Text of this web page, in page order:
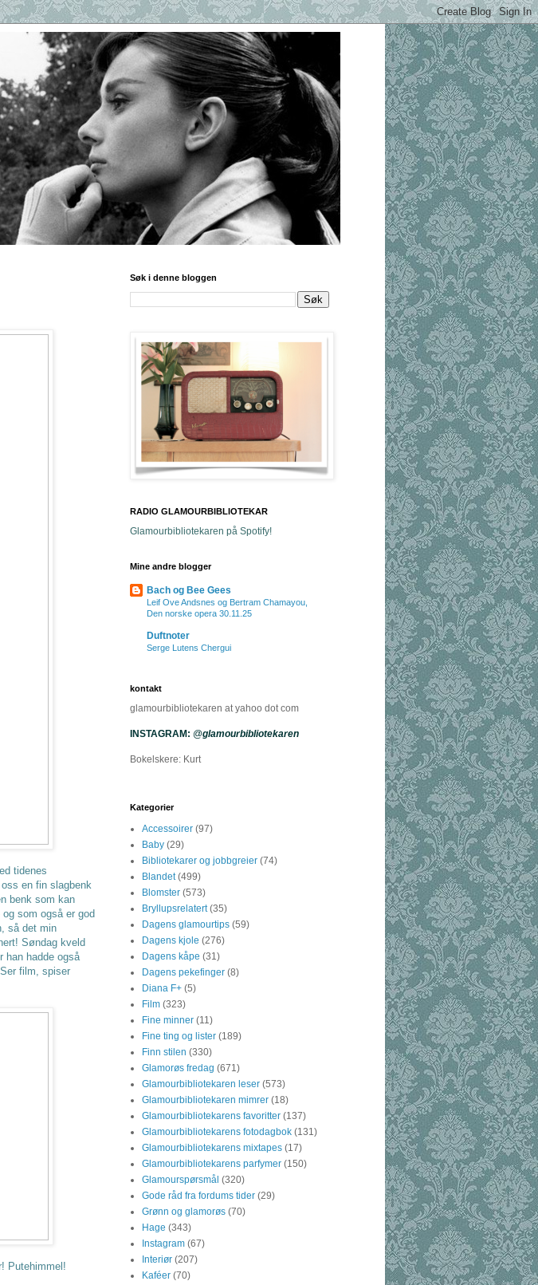
tidenes
en fin slagbenk
benk som kan
som også er god
så det min
Søndag kveld
han hadde også
film, spiser
Putehimmel!
Søk i denne bloggen
RADIO GLAMOURBIBLIOTEKAR
Glamourbibliotekaren på Spotify!
Mine andre blogger
Bach og Bee Gees
Leif Ove Andsnes og Bertram Chamayou,
Den norske opera 30.11.25
Duftnoter
Serge Lutens Chergui
kontakt
glamourbibliotekaren at yahoo dot com
INSTAGRAM: @glamourbibliotekaren
Bokelskere: Kurt
Kategorier
Accessoirer (97)
Baby (29)
Bibliotekarer og jobbgreier (74)
Blandet (499)
Blomster (573)
Bryllupsrelatert (35)
Dagens glamourtips (59)
Dagens kjole (276)
Dagens kåpe (31)
Dagens pekefinger (8)
Diana F+ (5)
Film (323)
Fine minner (11)
Fine ting og lister (189)
Finn stilen (330)
Glamorøs fredag (671)
Glamourbibliotekaren leser (573)
Glamourbibliotekaren mimrer (18)
Glamourbibliotekarens favoritter (137)
Glamourbibliotekarens fotodagbok (131)
Glamourbibliotekarens mixtapes (17)
Glamourbibliotekarens parfymer (150)
Glamourspørsmål (320)
Gode råd fra fordums tider (29)
Grønn og glamorøs (70)
Hage (343)
Instagram (67)
Interiør (207)
Kaféer (70)